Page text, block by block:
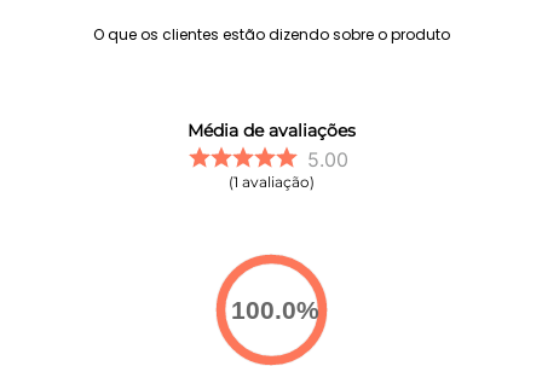
O que os clientes estão dizendo sobre o produto
Média de avaliações
5.00
1 avaliação
100.0%